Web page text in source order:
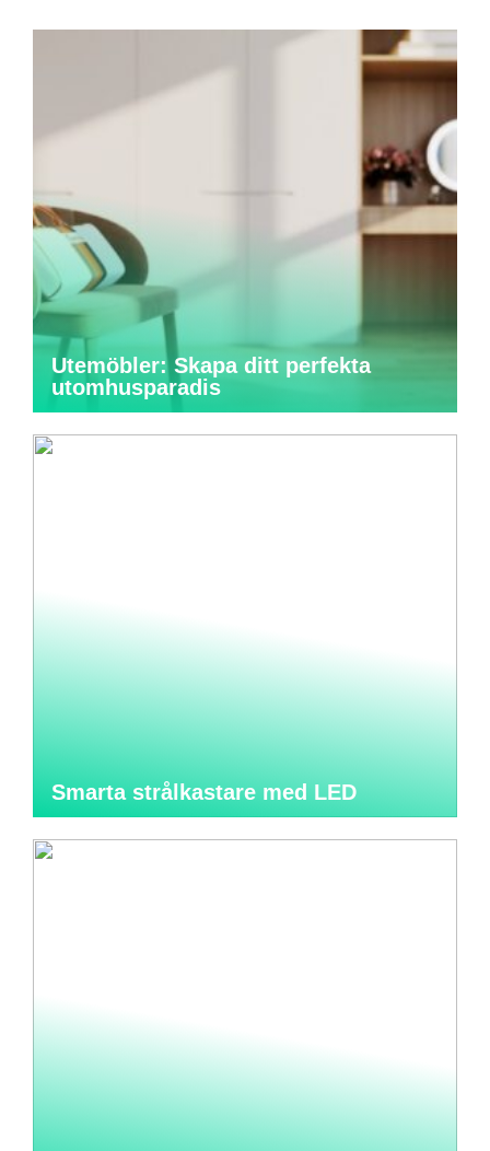
Utemöbler: Skapa ditt perfekta
utomhusparadis
Smarta strålkastare med LED